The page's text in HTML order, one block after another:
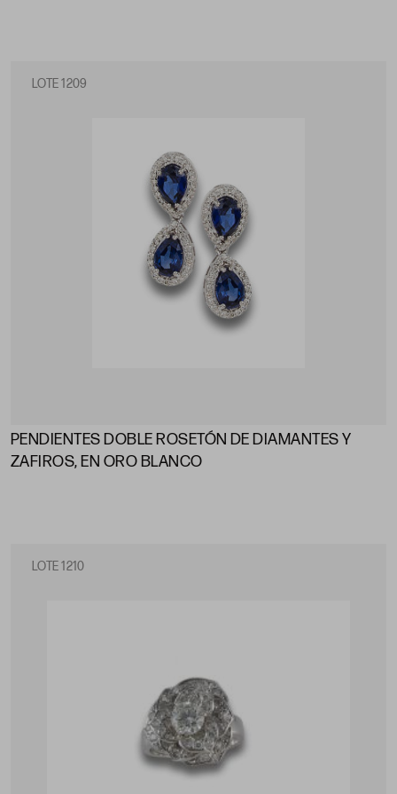
LOTE 1209
PENDIENTES DOBLE ROSETÓN DE DIAMANTES Y
ZAFIROS, EN ORO BLANCO
LOTE 1210